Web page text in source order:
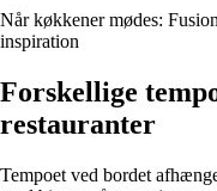
Når køkkener mødes:
inspiration
Forskellige
restauranter
Tempoet ved bordet